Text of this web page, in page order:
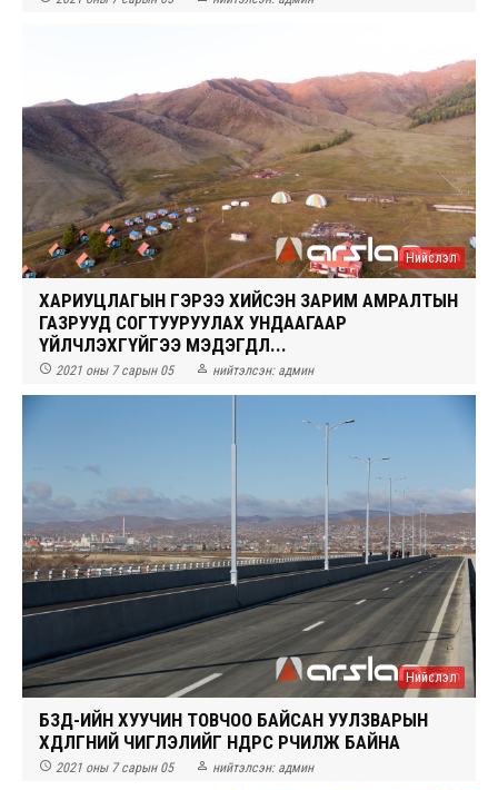
Нийслэл
ХАРИУЦЛАГЫН ГЭРЭЭ ХИЙСЭН ЗАРИМ АМРАЛТЫН
ГАЗРУУД СОГТУУРУУЛАХ УНДААГААР
ҮЙЛЧЛЭХГҮЙГЭЭ МЭДЭГДЛ...
 2021 оны 7 сарын 05  нийтэлсэн: админ
Нийслэл
БЗД-ИЙН ХУУЧИН ТОВЧОО БАЙСАН УУЛЗВАРЫН
ХӨДӨЛГӨӨНИЙ ЧИГЛЭЛИЙГ ӨНӨӨДРӨӨС ӨӨРЧИЛЖ БАЙНА
 2021 оны 7 сарын 05  нийтэлсэн: админ